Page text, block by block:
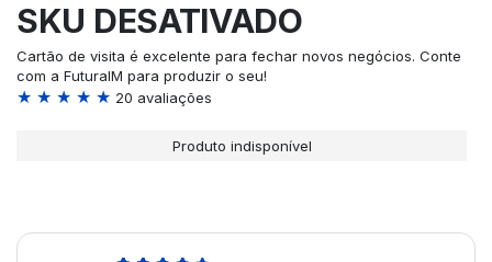
SKU DESATIVADO
Cartão de visita é excelente para fechar novos negócios. Conte
com a FuturaIM para produzir o seu!
★ ★ ★ ★ ★ 20 avaliações
Produto indisponível